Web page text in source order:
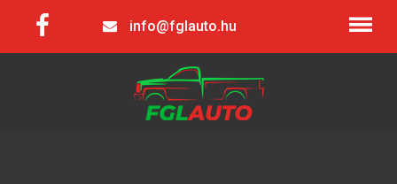
info@fglauto.hu